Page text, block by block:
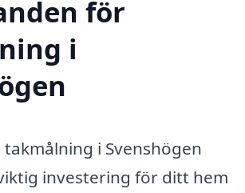
för
i
i Svenshögen
investering för ditt hem